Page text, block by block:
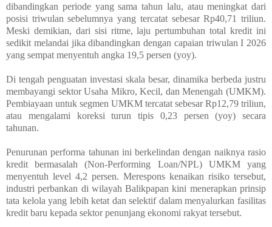
dibandingkan periode yang sama tahun lalu, atau meningkat dari
posisi triwulan sebelumnya yang tercatat sebesar Rp40,71 triliun.
Meski demikian, dari sisi ritme, laju pertumbuhan total kredit ini
sedikit melandai jika dibandingkan dengan capaian triwulan I 2026
yang sempat menyentuh angka 19,5 persen (yoy).
Di tengah penguatan investasi skala besar, dinamika berbeda justru
membayangi sektor Usaha Mikro, Kecil, dan Menengah (UMKM).
Pembiayaan untuk segmen UMKM tercatat sebesar Rp12,79 triliun,
atau mengalami koreksi turun tipis 0,23 persen (yoy) secara
tahunan.
Penurunan performa tahunan ini berkelindan dengan naiknya rasio
kredit bermasalah (Non-Performing Loan/NPL) UMKM yang
menyentuh level 4,2 persen. Merespons kenaikan risiko tersebut,
industri perbankan di wilayah Balikpapan kini menerapkan prinsip
tata kelola yang lebih ketat dan selektif dalam menyalurkan fasilitas
kredit baru kepada sektor penunjang ekonomi rakyat tersebut.